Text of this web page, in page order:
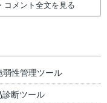
コメント全文を見る
弱性管理ツール
診断ツール